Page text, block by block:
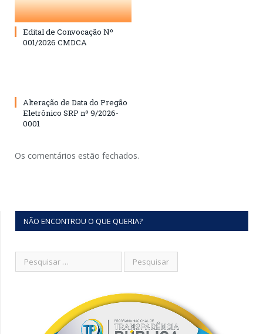
Edital de Convocação Nº
001/2026 CMDCA
Alteração de Data do Pregão
Eletrônico SRP nº 9/2026-
0001
Os comentários estão fechados.
NÃO ENCONTROU O QUE QUERIA?